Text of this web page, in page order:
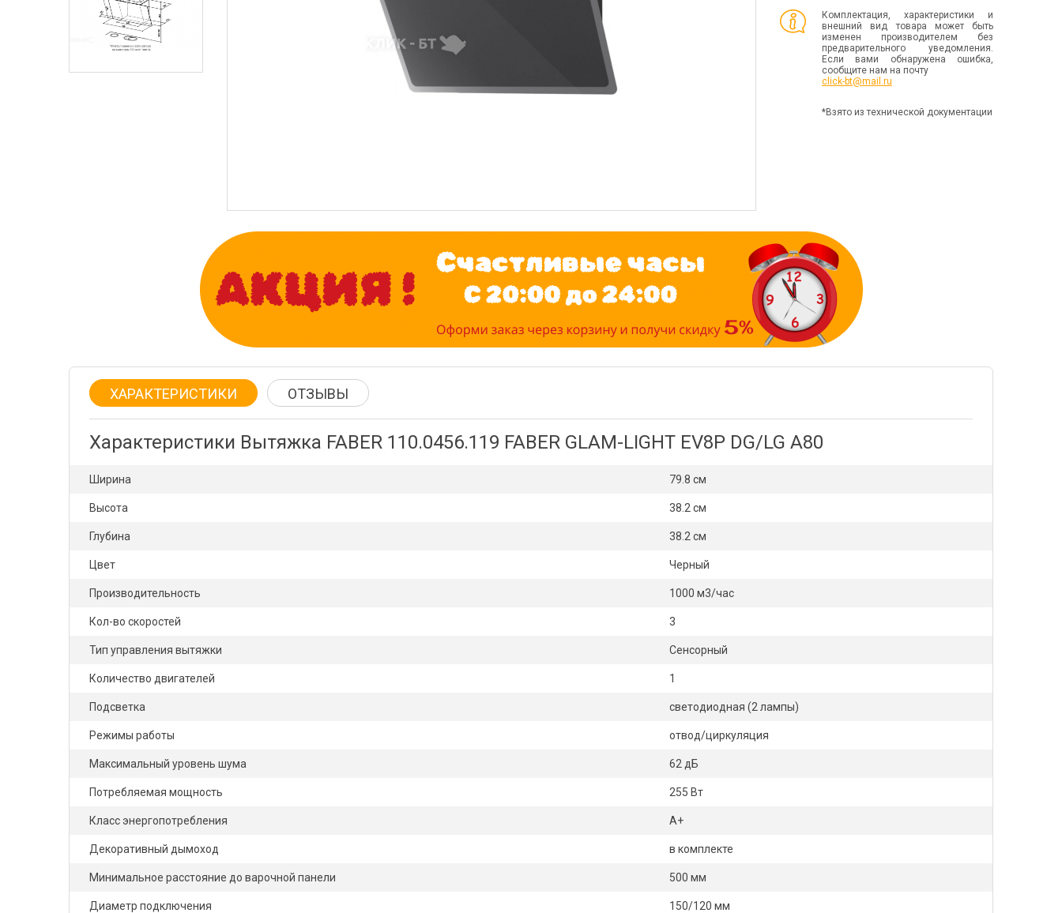
Комплектация, характеристики и
внешний вид товара может быть
изменен производителем без
предварительного уведомления.
Если вами обнаружена ошибка,
сообщите нам на почту
click-bt@mail.ru
*Взято из технической документации
ХАРАКТЕРИСТИКИ ОТЗЫВЫ
Характеристики Вытяжка FABER 110.0456.119 FABER GLAM-LIGHT EV8P DG/LG A80
Ширина 79.8 см
Высота 38.2 см
Глубина 38.2 см
Цвет Черный
Производительность 1000 м3/час
Кол-во скоростей 3
Тип управления вытяжки Сенсорный
Количество двигателей 1
Подсветка светодиодная (2 лампы)
Режимы работы отвод/циркуляция
Максимальный уровень шума 62 дБ
Потребляемая мощность 255 Вт
Класс энергопотребления А+
Декоративный дымоход в комплекте
Минимальное расстояние до варочной панели 500 мм
Диаметр подключения 150/120 мм